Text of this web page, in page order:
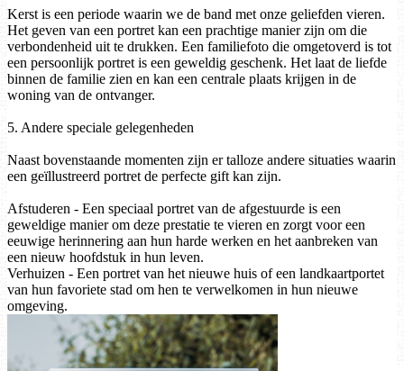
Kerst is een periode waarin we de band met onze geliefden vieren.
Het geven van een portret kan een prachtige manier zijn om die
verbondenheid uit te drukken. Een familiefoto die omgetoverd is tot
een persoonlijk portret is een geweldig geschenk. Het laat de liefde
binnen de familie zien en kan een centrale plaats krijgen in de
woning van de ontvanger.
5. Andere speciale gelegenheden
Naast bovenstaande momenten zijn er talloze andere situaties waarin
een geïllustreerd portret de perfecte gift kan zijn.
Afstuderen - Een speciaal portret van de afgestuurde is een
geweldige manier om deze prestatie te vieren en zorgt voor een
eeuwige herinnering aan hun harde werken en het aanbreken van
een nieuw hoofdstuk in hun leven.
Verhuizen - Een portret van het nieuwe huis of een landkaartportet
van hun favoriete stad om hen te verwelkomen in hun nieuwe
omgeving.